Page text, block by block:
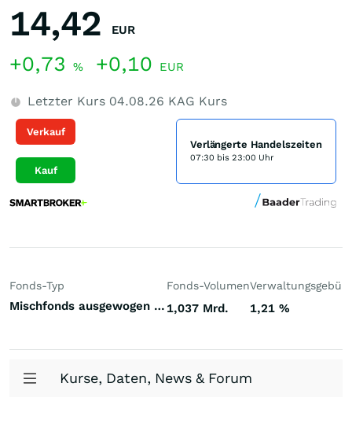
14,42 EUR
+0,73 % +0,10 EUR
Letzter Kurs 04.08.26 KAG Kurs
Verkauf
Kauf
Verlängerte Handelszeiten
07:30 bis 23:00 Uhr
Fonds-Typ
Mischfonds ausgewogen Welt
Fonds-Volumen
1,037 Mrd. 1,21 %
Kurse, Daten, News & Forum